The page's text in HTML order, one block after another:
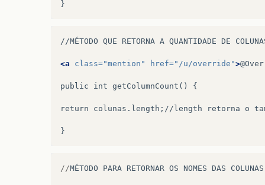
//MÉTODO QUE RETORNA A QUANTIDADE DE
<a class="mention" href="/u/override">
public int getColumnCount() {
return colunas.length;//length retorna o
//MÉTODO PARA RETORNAR OS NOMES DAS COLUNAS